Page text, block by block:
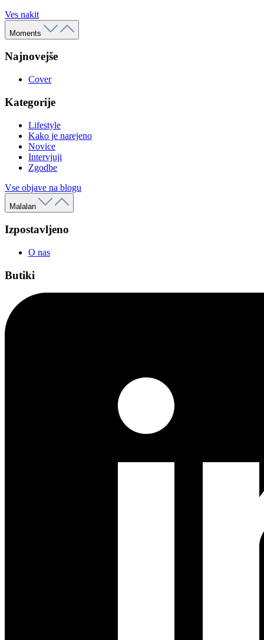
Ves nakit
Moments
Najnovejše
Cover
Kategorije
Lifestyle
Kako je narejeno
Novice
Intervjuji
Zgodbe
Vse objave na blogu
Malalan
Izpostavljeno
O nas
Butiki